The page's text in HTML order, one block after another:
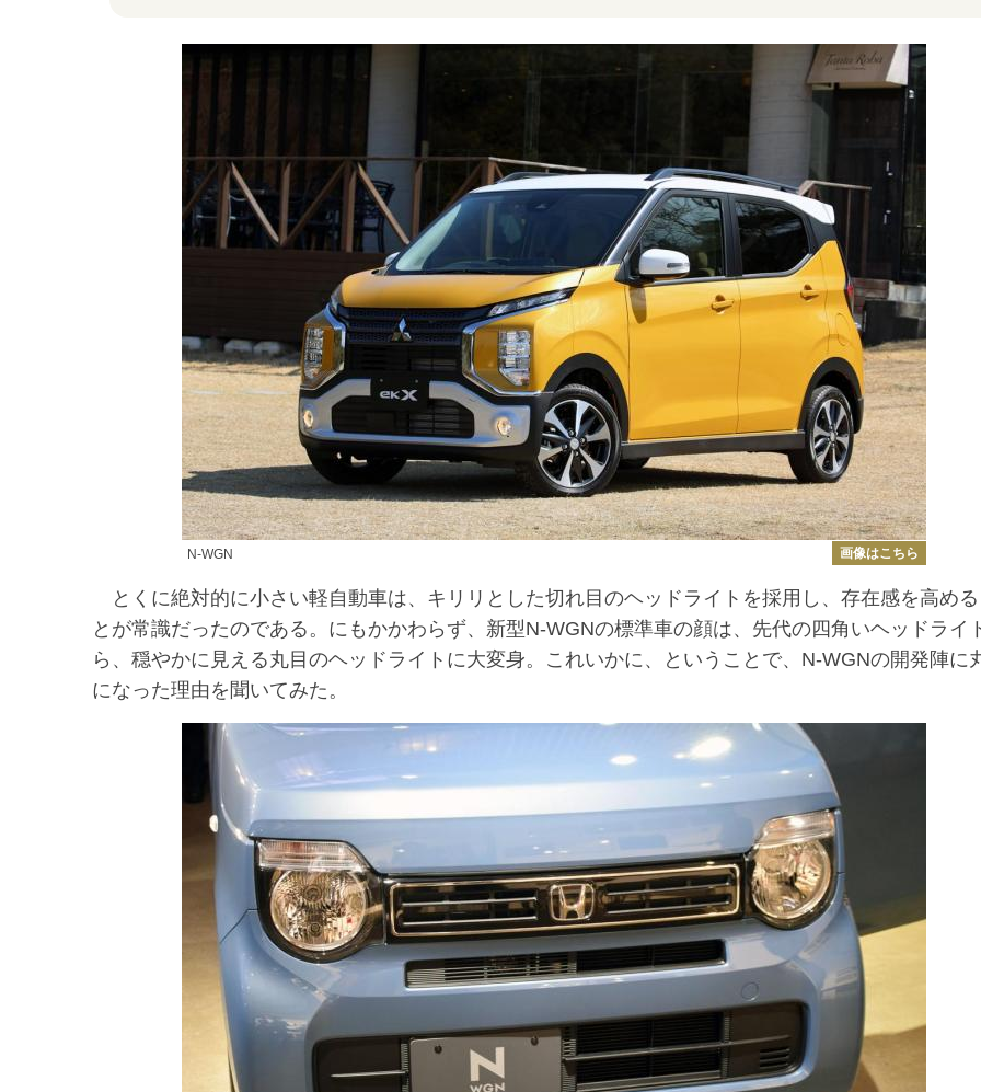
N-WGN 画像はこちら
とくに絶対的に小さい軽自動車は、キリリとした切れ目のヘッドライトを採用し、存在感を高め
とが常識だったのである。にもかかわらず、新型N-WGNの標準車の顔は、先代の四角いヘッドライ
ら、穏やかに見える丸目のヘッドライトに大変身。これいかに、ということで、N-WGNの開発陣に
になった理由を聞いてみた。